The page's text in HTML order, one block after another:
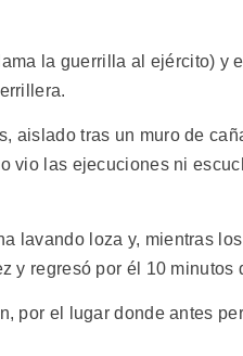
la guerrilla al ejército) y
aislado tras un muro de
vio las ejecuciones ni
lavando loza y, mientras
y regresó por él 10 minutos
por el lugar donde antes